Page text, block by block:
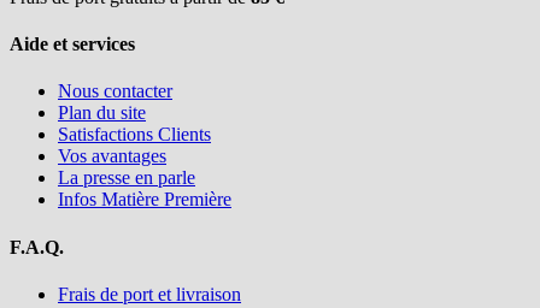
Aide et services
Nous contacter
Plan du site
Satisfactions Clients
Vos avantages
La presse en parle
Infos Matière Première
F.A.Q.
Frais de port et livraison